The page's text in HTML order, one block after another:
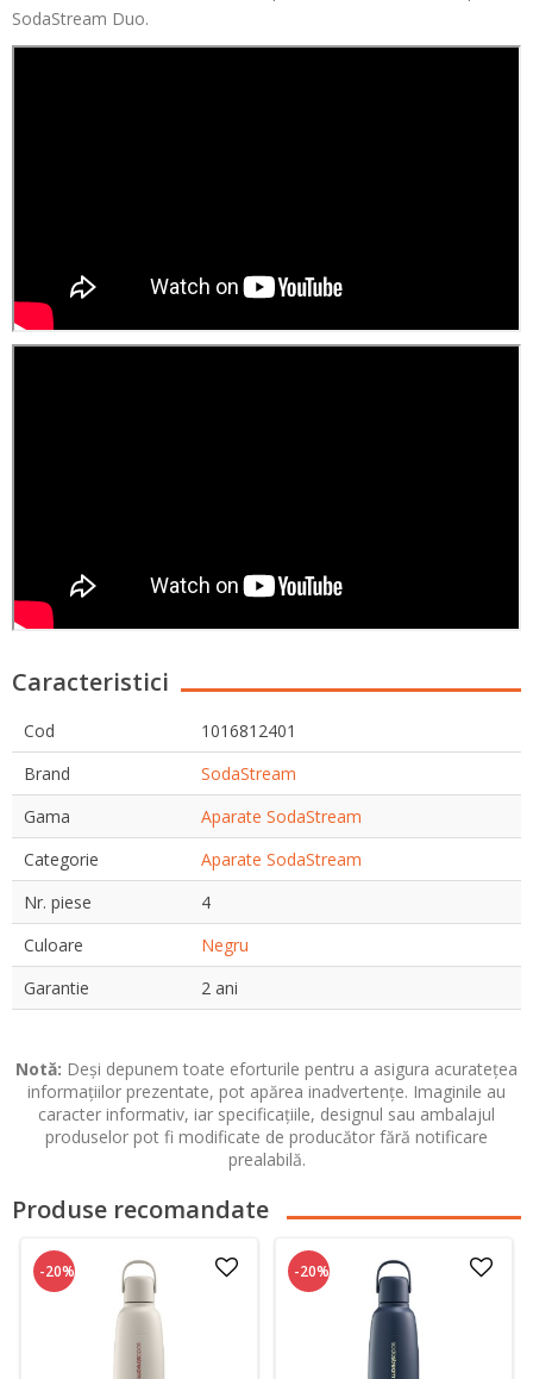
SodaStream Duo.
Caracteristici
Cod
1016812401
Brand
SodaStream
Gama
Aparate SodaStream
Categorie
Aparate SodaStream
Nr. piese
4
Culoare
Negru
Garantie
2 ani
Notă: Deși depunem toate eforturile pentru a asigura acuratețea
informațiilor prezentate, pot apărea inadvertențe. Imaginile au
caracter informativ, iar specificațiile, designul sau ambalajul
produselor pot fi modificate de producător fără notificare
prealabilă.
Produse recomandate
-20% -20%